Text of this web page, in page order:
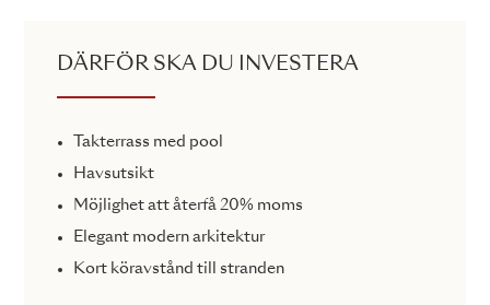
DÄRFÖR SKA DU INVESTERA
Takterrass med pool
Havsutsikt
Möjlighet att återfå 20% moms
Elegant modern arkitektur
Kort köravstånd till stranden